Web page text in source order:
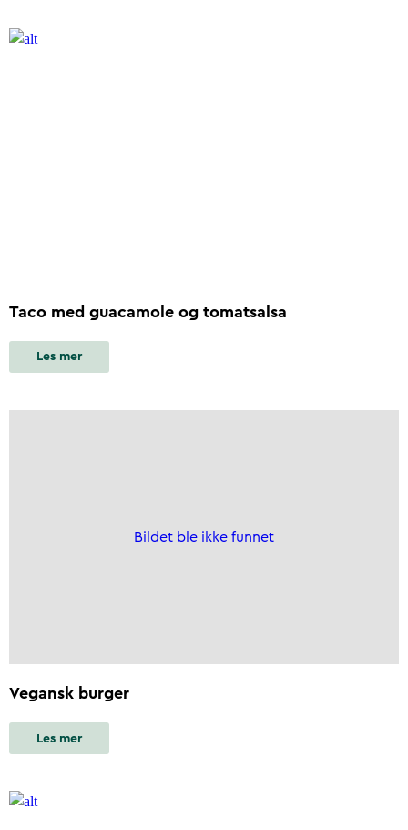
Taco med guacamole og tomatsalsa
Les mer
Bildet ble ikke funnet
Vegansk burger
Les mer